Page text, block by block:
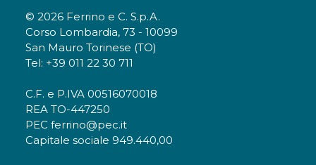
© 2026 Ferrino e C. S.p.A.
Corso Lombardia, 73 - 10099
San Mauro Torinese (TO)
Tel: +39 011 22 30 711
C.F. e P.IVA 00516070018
REA TO-447250
PEC ferrino@pec.it
Capitale sociale 949.440,00